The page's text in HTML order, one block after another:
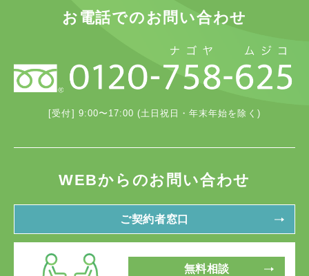
お電話でのお問い合わせ
[受付] 9:00〜17:00 (土日祝日・年末年始を除く)
WEBからのお問い合わせ
ご契約者窓口
無料相談